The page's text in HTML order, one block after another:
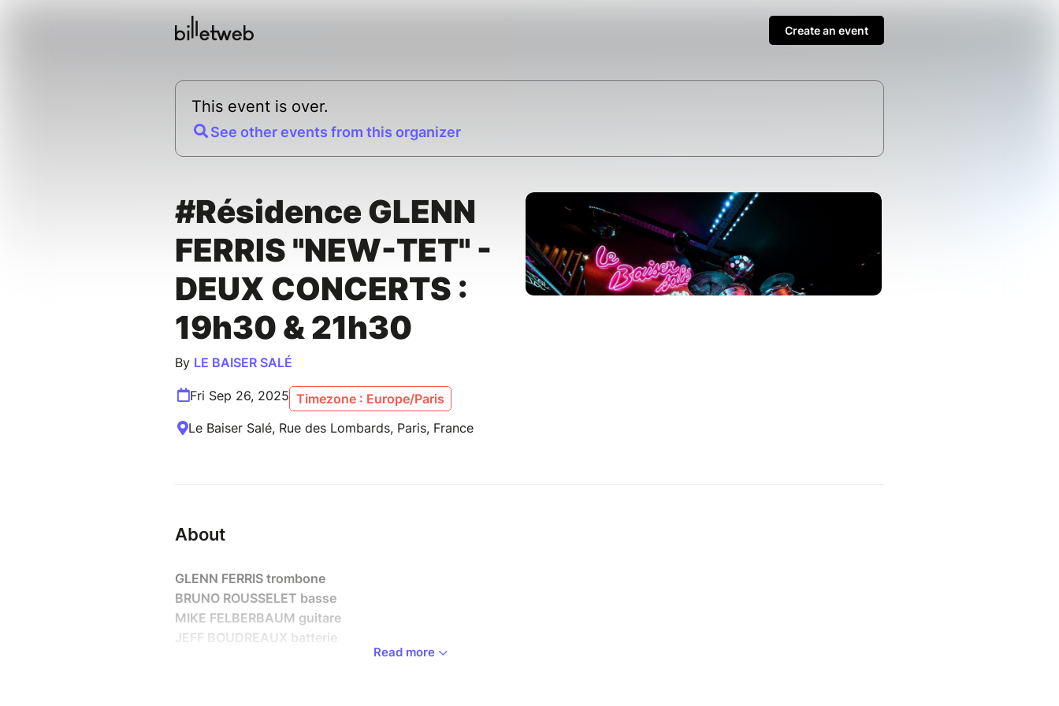
Create an event
This event is over.
See other events from this organizer
#Résidence GLENN
FERRIS "NEW-TET" -
DEUX CONCERTS :
19h30 & 21h30
By LE BAISER SALÉ
Fri Sep 26, 2025 Timezone : Europe/Paris
Le Baiser Salé, Rue des Lombards, Paris, France
About
GLENN FERRIS trombone
BRUNO ROUSSELET basse
MIKE FELBERBAUM guitare
JEFF BOUDREAUX batterie
Read more